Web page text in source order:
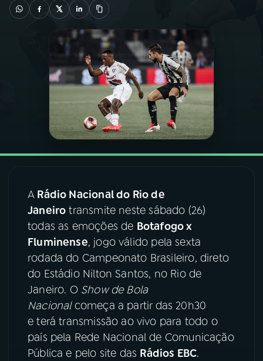
03 PROGRAMAÇÃO
PROGRAMAS
PODCASTS
VIDEOCASTS
ACOMPANHE A RÁDIO NACIONAL
Instagram X
TikTok
A Rádio Nacional do Rio de
Janeiro transmite neste sábado (26)
todas as emoções de Botafogo x
Fluminense, jogo válido pela sexta
rodada do Campeonato Brasileiro, direto
do Estádio Nilton Santos, no Rio de
Janeiro. O Show de Bola
Nacionalcomeça a partir das 20h30
e terá transmissão ao vivo para todo o
país pela Rede Nacional de Comunicação
Pública e pelo site das Rádios EBC.